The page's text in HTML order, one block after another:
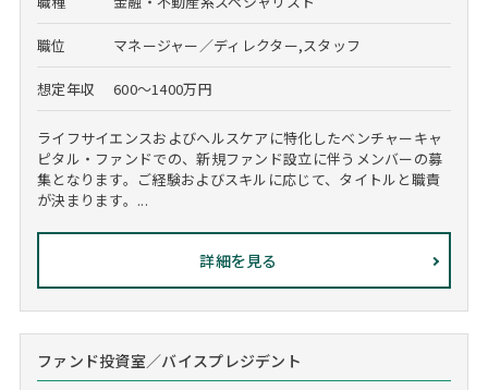
職位 マネージャー／ディレクター,スタッフ
想定年収 600～1400万円
ライフサイエンスおよびヘルスケアに特化したベンチャーキャ
ピタル・ファンドでの、新規ファンド設立に伴うメンバーの募
集となります。ご経験およびスキルに応じて、タイトルと職責
が決まります。...
詳細を見る
ファンド投資室／バイスプレジデント